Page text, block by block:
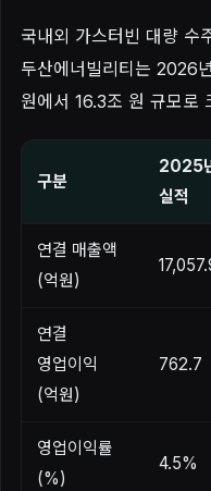
국내외 가스터빈 대량 수
두산에너빌리티는 2026
원에서 16.3조 원 규모로
구분
2025
실적
연결 매출액
(억원)
연결
영업이익
(억원)
762.7
영업이익률
(%)
4.5%